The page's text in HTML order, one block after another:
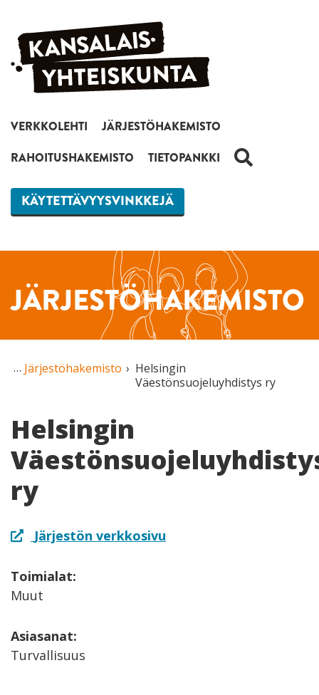
Siirry sisältöön
VERKKOLEHTI
JÄRJESTÖHAKEMISTO
RAHOITUSHAKEMISTO
TIETOPANKKI HAKU
KÄYTETTÄVYYSVINKKEJÄ
JÄRJESTÖHAKEMISTO
Järjestöhakemisto
Helsingin
Väestönsuojeluyhdistys ry
Helsingin
ry
Järjestön verkkosivu
Toimialat:
Muut
Asiasanat:
Turvallisuus